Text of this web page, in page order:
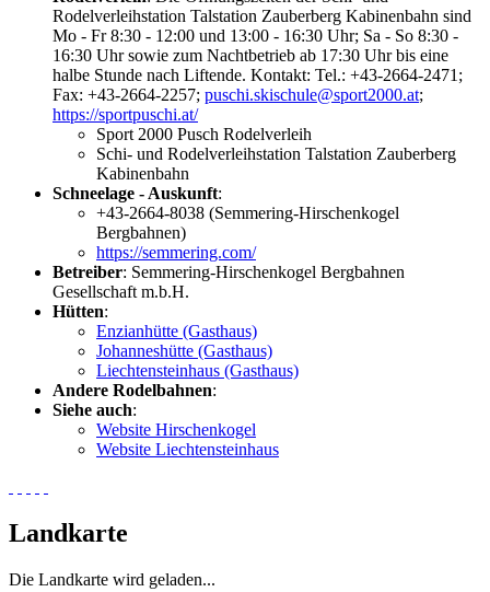
Rodelverleihstation Talstation Zauberberg Kabinenbahn sind
Mo - Fr 8:30 - 12:00 und 13:00 - 16:30 Uhr; Sa - So 8:30 -
16:30 Uhr sowie zum Nachtbetrieb ab 17:30 Uhr bis eine
halbe Stunde nach Liftende. Kontakt: Tel.: +43-2664-2471;
Fax: +43-2664-2257; puschi.skischule@sport2000.at;
https://sportpuschi.at/
Sport 2000 Pusch Rodelverleih
Schi- und Rodelverleihstation Talstation Zauberberg
Kabinenbahn
Schneelage - Auskunft:
+43-2664-8038 (Semmering-Hirschenkogel
Bergbahnen)
https://semmering.com/
Betreiber: Semmering-Hirschenkogel Bergbahnen
Gesellschaft m.b.H.
Hütten:
Enzianhütte (Gasthaus)
Johanneshütte (Gasthaus)
Liechtensteinhaus (Gasthaus)
Andere Rodelbahnen:
Siehe auch:
Website Hirschenkogel
Website Liechtensteinhaus
Landkarte
Die Landkarte wird geladen...